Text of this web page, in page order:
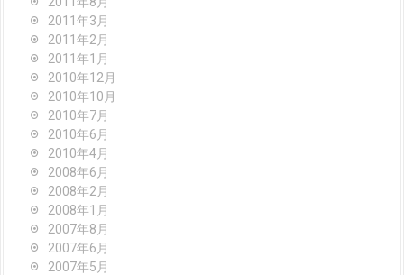
2011年3月
2011年2月
2011年1月
2010年12月
2010年10月
2010年7月
2010年6月
2010年4月
2008年6月
2008年2月
2008年1月
2007年8月
2007年6月
2007年5月